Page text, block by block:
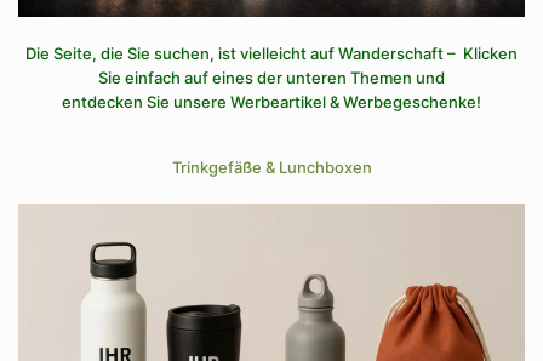
Die Seite, die Sie suchen, ist vielleicht auf Wanderschaft – Klicken
Sie einfach auf eines der unteren Themen und
entdecken Sie unsere Werbeartikel & Werbegeschenke!
Trinkgefäße & Lunchboxen